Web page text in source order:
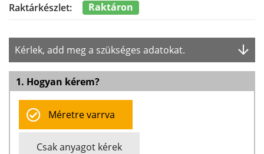
Raktárkészlet: Raktáron
Kérlek, add meg a szükséges adatokat.
1. Hogyan kérem?
Méretre varrva
Csak anyagot kérek